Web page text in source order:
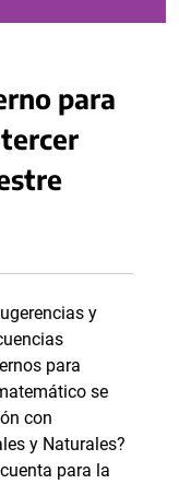
para
y
para
se
con
y Naturales?
para la